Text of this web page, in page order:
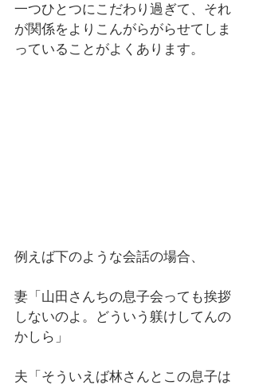
一つひとつにこだわり過ぎて、それ
が関係をよりこんがらがらせてしま
っていることがよくあります。
例えば下のような会話の場合、
妻「山田さんちの息子会っても挨拶
しないのよ。どういう躾けしてんの
かしら」
夫「そういえば林さんとこの息子は